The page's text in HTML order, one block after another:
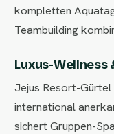
kompletten
Teambuilding
Luxus-Wellness
Jejus Resort-
international
sichert Gruppen-